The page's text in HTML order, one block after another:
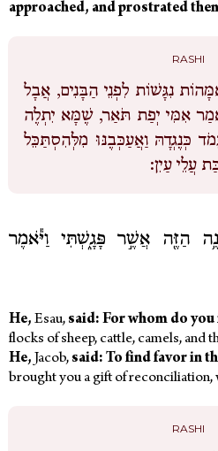
approached, and prostrated
RASHI
נִגָּשׁוֹת לִפְנֵי הַבָּנִים, אֲבָל
אִמִּי יְפַת תֹּאַר, שֶׁמָּא יִתְלֶה
כְּנֶגְדָהּ וַאֲעַכְּבֶנּוּ מִלְּהִסְתַּכֵּל
עֲלֵי עַיִן:
הַזֶּ֖ה אֲשֶׁ֣ר פָּגָ֑שְׁתִּי וַיֹּ֕אמֶר
He, Esau, said: For whom do
flocks of sheep, cattle, camels, and
He, Jacob, said: To find favor in
brought you a gift of
RASHI